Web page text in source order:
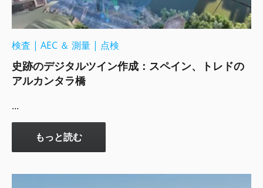
検査 | AEC ＆ 測量 | 点検
史跡のデジタルツイン作成：スペイン、トレドの
アルカンタラ橋
...
もっと読む